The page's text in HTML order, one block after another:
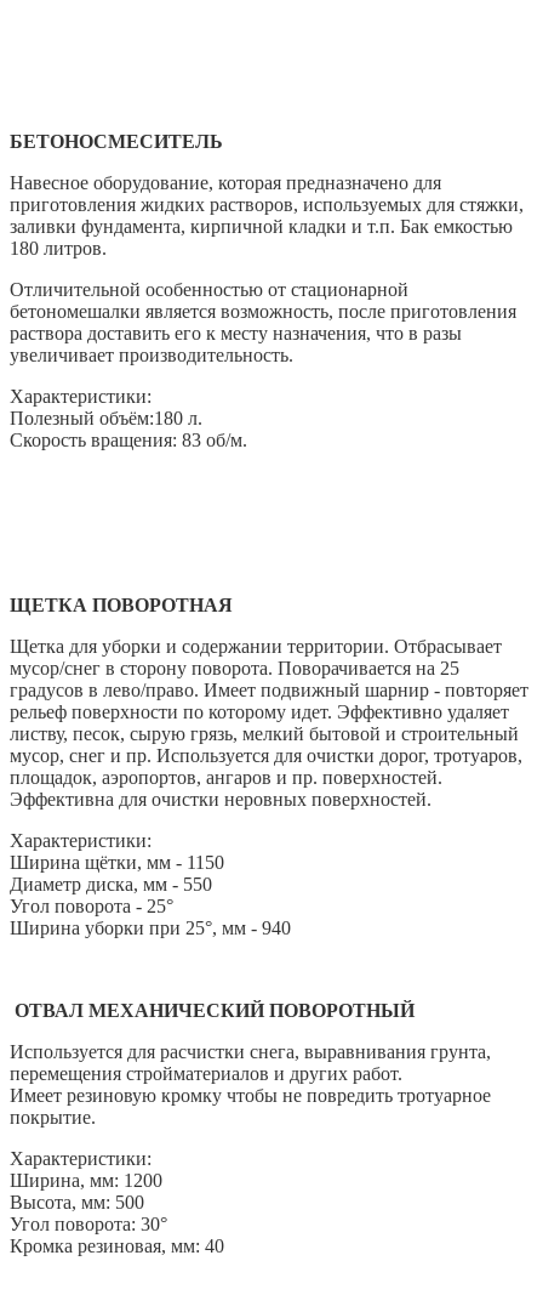
БЕТОНОСМЕСИТЕЛЬ
Навесное оборудование, которая предназначено для
приготовления жидких растворов, используемых для стяжки,
заливки фундамента, кирпичной кладки и т.п. Бак емкостью
180 литров.
Отличительной особенностью от стационарной
бетономешалки является возможность, после приготовления
раствора доставить его к месту назначения, что в разы
увеличивает производительность.
Характеристики:
Полезный объём:180 л.
Скорость вращения: 83 об/м.
ЩЕТКА ПОВОРОТНАЯ
Щетка для уборки и содержании территории. Отбрасывает
мусор/снег в сторону поворота. Поворачивается на 25
градусов в лево/право. Имеет подвижный шарнир - повторяет
рельеф поверхности по которому идет. Эффективно удаляет
листву, песок, сырую грязь, мелкий бытовой и строительный
мусор, снег и пр. Используется для очистки дорог, тротуаров,
площадок, аэропортов, ангаров и пр. поверхностей.
Эффективна для очистки неровных поверхностей.
Характеристики:
Ширина щётки, мм - 1150
Диаметр диска, мм - 550
Угол поворота - 25°
Ширина уборки при 25°, мм - 940
ОТВАЛ МЕХАНИЧЕСКИЙ ПОВОРОТНЫЙ
Используется для расчистки снега, выравнивания грунта,
перемещения стройматериалов и других работ.
Имеет резиновую кромку чтобы не повредить тротуарное
покрытие.
Характеристики:
Ширина, мм: 1200
Высота, мм: 500
Угол поворота: 30°
Кромка резиновая, мм: 40